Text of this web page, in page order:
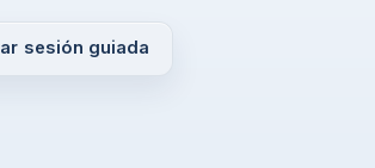
sesión guiada